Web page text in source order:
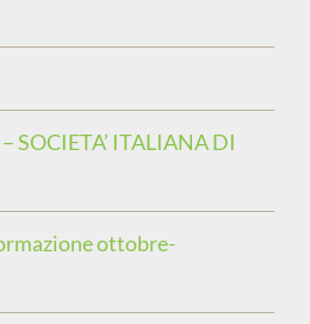
SOCIETA’ ITALIANA DI
ottobre-